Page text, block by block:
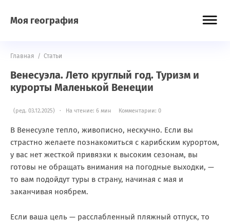
Моя география
Главная / Статьи
Венесуэла. Лето круглый год. Туризм и
курорты Маленькой Венеции
(ред. 03.12.2025) · На чтение: 6 мин Комментарии: 0
В Венесуэле тепло, живописно, нескучно. Если вы
страстно желаете познакомиться с карибским курортом,
у вас нет жесткой привязки к высоким сезонам, вы
готовы не обращать внимания на погодные выходки, —
то вам подойдут туры в страну, начиная с мая и
заканчивая ноябрем.
Если ваша цель — расслабленный пляжный отпуск, то